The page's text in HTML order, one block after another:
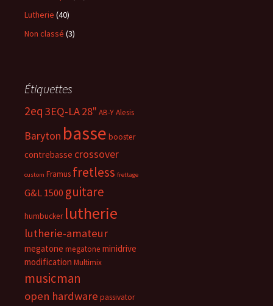
Lutherie (40)
Non classé (3)
Étiquettes
2eq 3EQ-LA28" AB-YAlesis
Baryton basse booster
contrebasse crossover
custom Framus fretless frettage
G&L 1500 guitare
humbucker lutherie
lutherie-amateur
megatone megatone minidrive
modification Multimix
musicman
open hardware passivator